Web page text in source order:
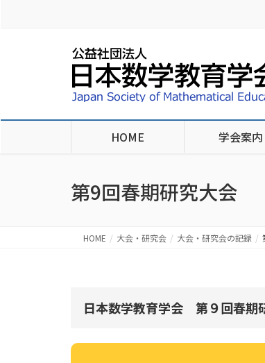
HOME 学会案内
第9回春期研究大会
HOME 大会・研究会 大会・研究会の記録
日本数学教育学会 第９回春期